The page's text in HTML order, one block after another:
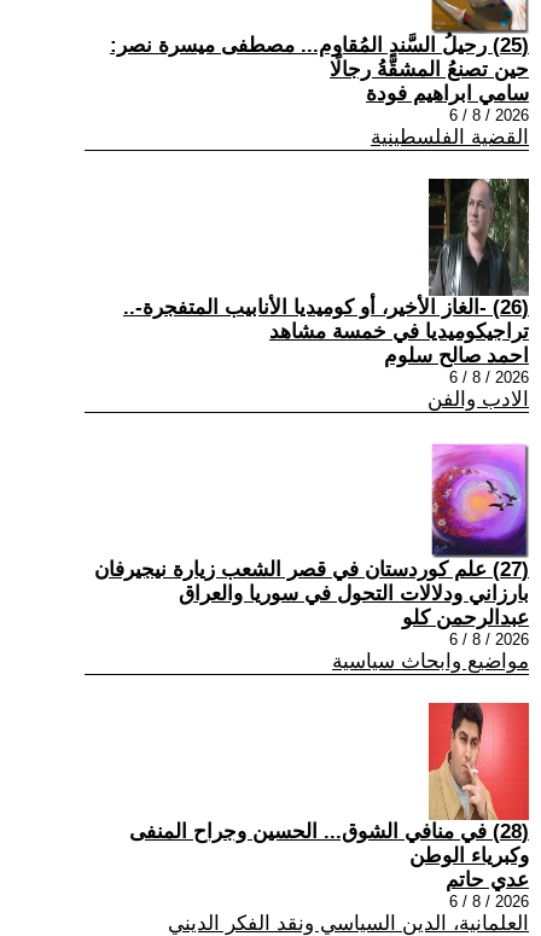
(25) رحيلُ السَّندِ المُقاوم... مصطفى ميسرة نصر:
حين تصنعُ المشقَّةُ رجالًا
سامي ابراهيم فودة
2026 / 8 / 6
القضية الفلسطينية
(26) -الغاز الأخير، أو كوميديا الأنابيب المتفجرة-..
تراجيكوميديا في خمسة مشاهد
احمد صالح سلوم
2026 / 8 / 6
الادب والفن
(27) علم كوردستان في قصر الشعب زيارة نيجيرفان
بارزاني ودلالات التحول في سوريا والعراق
عبدالرحمن كلو
2026 / 8 / 6
مواضيع وابحاث سياسية
(28) في منافي الشوق... الحسين وجراح المنفى
وكبرياء الوطن
عدي حاتم
2026 / 8 / 6
العلمانية، الدين السياسي ونقد الفكر الديني